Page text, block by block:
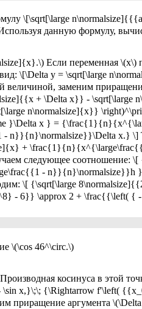
\[\sqrt[\large
данную формулу,
Если переменная \(x\)
\[\Delta y = \sqrt[\large
величиной, заменим
+ \Delta x}} - \sqrt[\large
n\normalsize]{x}}
}\Delta x } =
x.} \]
+
следующее
-
\[ {\sqrt[\large
- 6}} \approx 2 +
\(\cos 46^\circ.\)
косинуса в этой
\sin x,}\;\; {\Rightarrow f'\left(
приращение аргумента \(\Delta